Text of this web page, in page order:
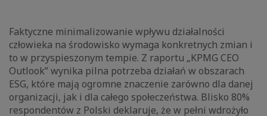
Faktyczne minimalizowanie wpływu działalności
człowieka na środowisko wymaga konkretnych zmian i
to w przyspieszonym tempie. Z raportu „KPMG CEO
Outlook” wynika pilna potrzeba działań w obszarach
ESG, które mają ogromne znaczenie zarówno dla danej
organizacji, jak i dla całego społeczeństwa. Blisko 80%
respondentów z Polski deklaruje, że w pełni wdrożyło